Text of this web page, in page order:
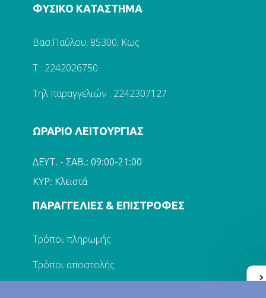
ΦΥΣΙΚΟ ΚΑΤΑΣΤΗΜΑ
Βασ.Παύλου, 85300, Κως
Τ : 2242026750
Τηλ παραγγελιών : 2242307127
ΩΡΑΡΙΟ ΛΕΙΤΟΥΡΓΙΑΣ
ΔΕΥΤ. - ΣΑΒ.: 09:00-21:00
ΚΥΡ: Κλειστά
ΠΑΡΑΓΓΕΛΙΕΣ & ΕΠΙΣΤΡΟΦΕΣ
Τρόποι πληρωμής
Τρόποι αποστολής